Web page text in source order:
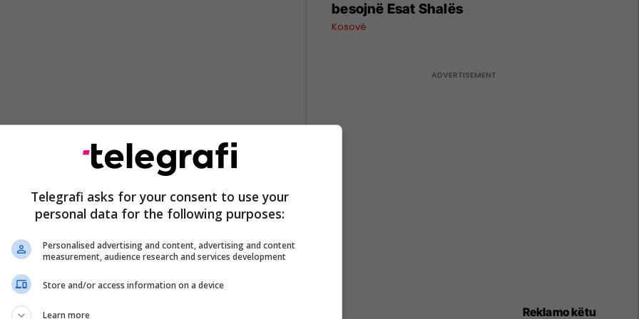
besojnë Esat Shalës
Kosovë
Reklamo këtu
Telegrafi asks for your consent to use your
personal data for the following purposes:
Personalised advertising and content, advertising and content
measurement, audience research and services development
Store and/or access information on a device
Learn more